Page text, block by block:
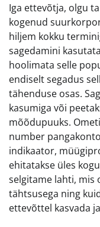
Iga ettevõtja, olgu
kogenud
hiljem kokku
sagedamini
hoolimata selle
endiselt segadus
tähenduse osas.
kasumiga või
mõõdupuuks.
number
indikaator,
ehitatakse üles
selgitame lahti, mis
tähtsusega ning
ettevõttel kasvada